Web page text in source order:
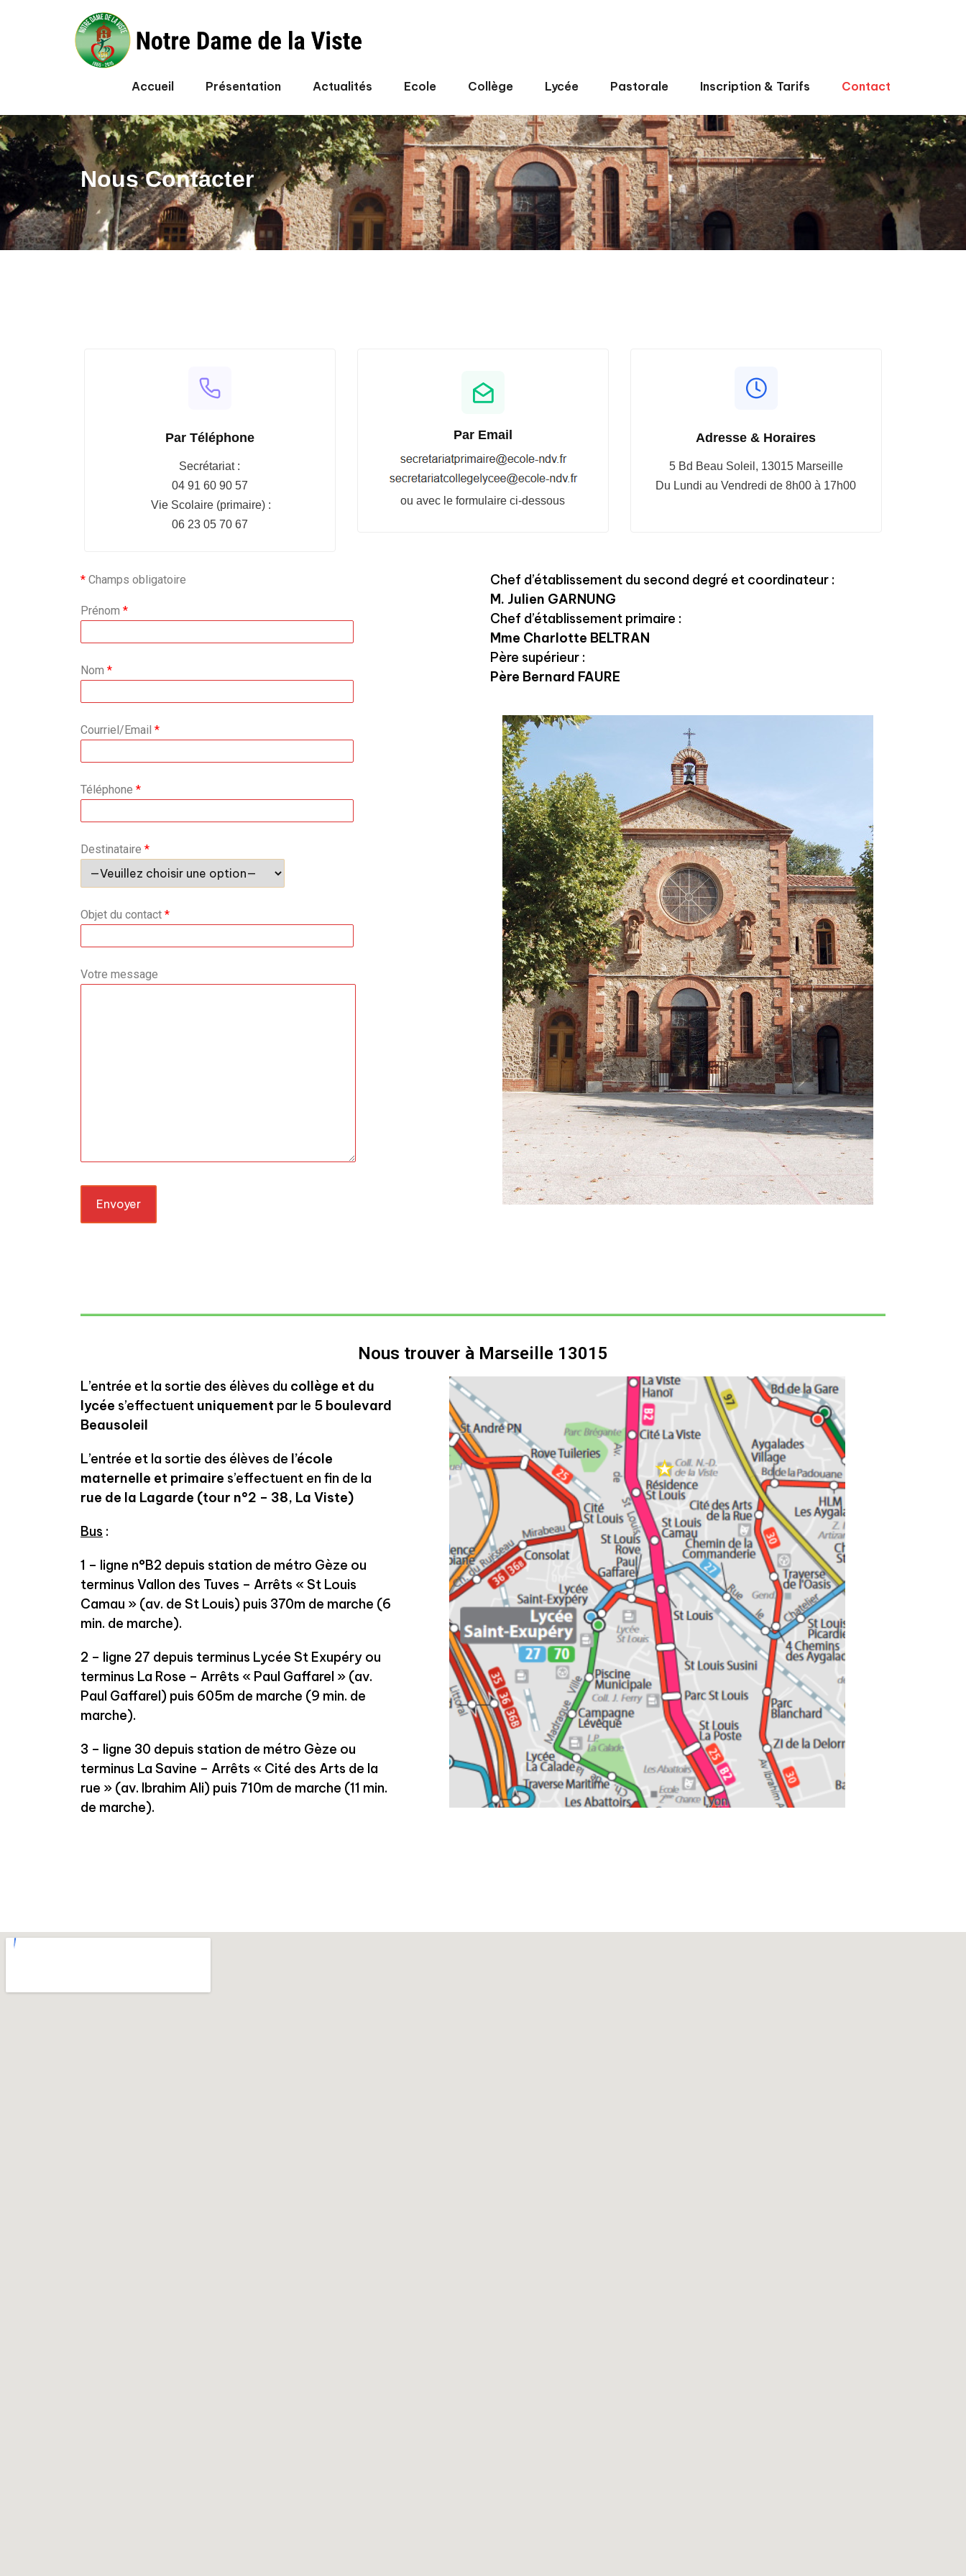
Accueil Présentation Actualités Ecole Collège Lycée Pastorale Inscription & Tarifs Contact
Nous Contacter
Par Téléphone
Secrétariat :
04 91 60 90 57
Vie Scolaire (primaire) :
06 23 05 70 67
Par Email
ou avec le formulaire ci-dessous
Adresse & Horaires
5 Bd Beau Soleil, 13015 Marseille
Du Lundi au Vendredi de 8h00 à 17h00
* Champs obligatoire
Prénom *
Nom *
Courriel/Email *
Téléphone *
Destinataire *
Objet du contact *
Votre message
Chef d’établissement du second degré et coordinateur :
M. Julien GARNUNG
Chef d’établissement primaire :
Mme Charlotte BELTRAN
Père supérieur :
Père Bernard FAURE
Nous trouver à Marseille 13015​
L’entrée et la sortie des élèves du collège et du
lycée s’effectuent uniquement par le 5 boulevard
Beausoleil
L’entrée et la sortie des élèves de l’école
maternelle et primaire s’effectuent en fin de la
rue de la Lagarde (tour n°2 – 38, La Viste)
Bus :
1 – ligne n°B2 depuis station de métro Gèze ou
terminus Vallon des Tuves – Arrêts « St Louis
Camau » (av. de St Louis) puis 370m de marche (6
min. de marche).
2 – ligne 27 depuis terminus Lycée St Exupéry ou
terminus La Rose – Arrêts « Paul Gaffarel » (av.
Paul Gaffarel) puis 605m de marche (9 min. de
marche).
3 – ligne 30 depuis station de métro Gèze ou
terminus La Savine – Arrêts « Cité des Arts de la
rue » (av. Ibrahim Ali) puis 710m de marche (11 min.
de marche).